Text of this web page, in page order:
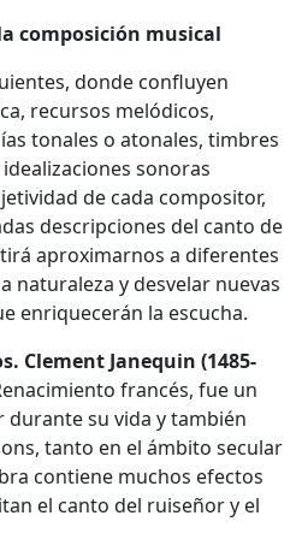
composición musical
donde confluyen
recursos melódicos,
tonales o atonales, timbres
sonoras
de cada compositor,
descripciones del canto de
aproximarnos a diferentes
naturaleza y desvelar nuevas
enriquecerán la escucha.
Clement Janequin (1485-
francés, fue un
su vida y también
tanto en el ámbito secular
contiene muchos efectos
el canto del ruiseñor y el